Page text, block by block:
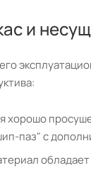
и
хорошо
паз" с